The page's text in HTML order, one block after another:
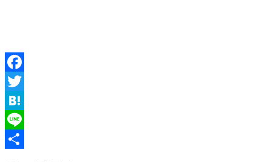
Facebook
Twitter
Hatena
Line